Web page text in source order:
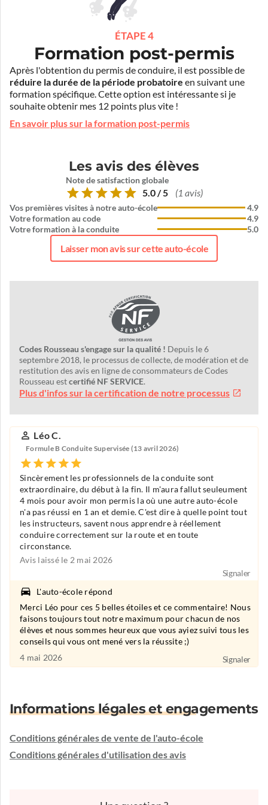
ÉTAPE 4
Formation post-permis
Après l'obtention du permis de conduire, il est possible de
réduire la durée de la période probatoire en suivant une
formation spécifique. Cette option est intéressante si je
souhaite obtenir mes 12 points plus vite !
En savoir plus sur la formation post-permis
Les avis des élèves
Note de satisfaction globale
5.0 / 5 (1 avis)
Vos premières visites à notre auto-école
Votre formation au code
Votre formation à la conduite
4.9
4.9
5.0
Laisser mon avis sur cette auto-école
Codes Rousseau s'engage sur la qualité ! Depuis le 6
septembre 2018, le processus de collecte, de modération et de
restitution des avis en ligne de consommateurs de Codes
Rousseau estcertifié NF SERVICE.
Plus d'infos sur la certification de notre processus
Léo C.
Formule B Conduite Supervisée (13 avril 2026)
Sincèrement les professionnels de la conduite sont
extraordinaire, du début à la fin. Il m'aura fallut seuleument
4 mois pour avoir mon permis la où une autre auto-école
n'a pas réussi en 1 an et demie. C'est dire à quelle point tout
les instructeurs, savent nous apprendre à réellement
conduire correctement sur la route et en toute
circonstance.
Avis laissé le 2 mai 2026
Signaler
L'auto-école répond
Merci Léo pour ces 5 belles étoiles et ce commentaire! Nous
faisons toujours tout notre maximum pour chacun de nos
élèves et nous sommes heureux que vous ayiez suivi tous les
conseils qui vous ont mené vers la réussite ;)
4 mai 2026
Signaler
Informations légales et engagements
Conditions générales de vente de l'auto-école
Conditions générales d'utilisation des avis